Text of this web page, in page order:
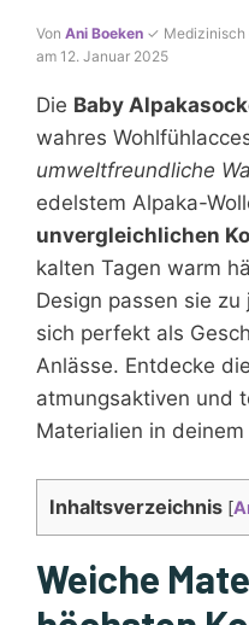
Von Ani Boeken ✓ Medizinisch
am 12. Januar 2025
Die Baby
wahres
umweltfreundliche
edelstem Alpaka-
unvergleichlichen
kalten Tagen warm
Design passen sie
sich perfekt als
Anlässe. Entdecke
atmungsaktiven und
Materialien in
Inhaltsverzeichnis [
Weiche